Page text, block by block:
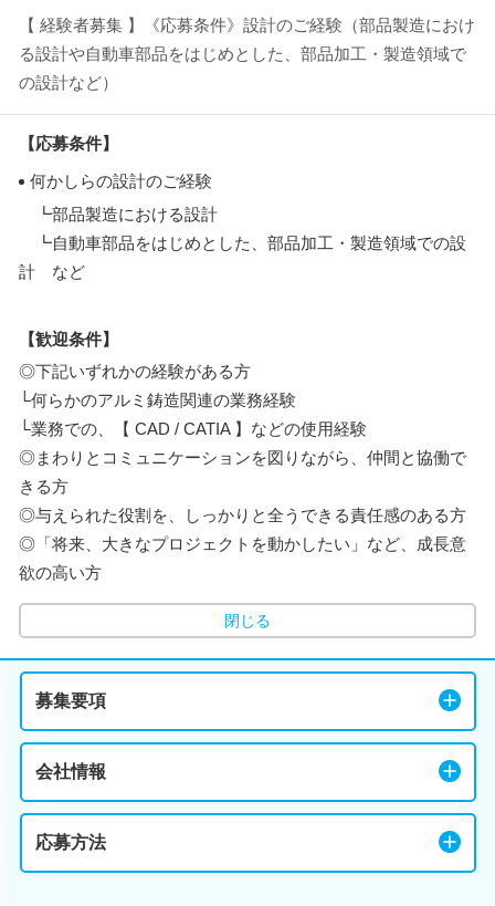
【 経験者募集 】《応募条件》設計のご経験（部品製造におけ
る設計や自動車部品をはじめとした、部品加工・製造領域で
の設計など）
【応募条件】
何かしらの設計のご経験
┗部品製造における設計
┗自動車部品をはじめとした、部品加工・製造領域での設
計 など
【歓迎条件】
◎下記いずれかの経験がある方
└何らかのアルミ鋳造関連の業務経験
└業務での、【 CAD / CATIA 】などの使用経験
◎まわりとコミュニケーションを図りながら、仲間と協働で
きる方
◎与えられた役割を、しっかりと全うできる責任感のある方
◎「将来、大きなプロジェクトを動かしたい」など、成長意
欲の高い方
閉じる
募集要項
会社情報
応募方法